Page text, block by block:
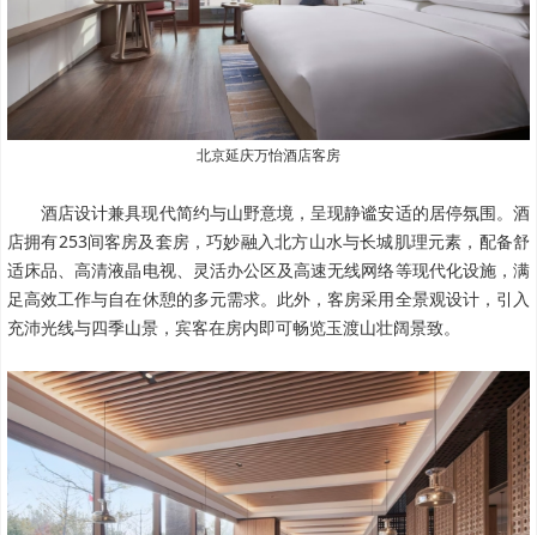
北京延庆万怡酒店客房
酒店设计兼具现代简约与山野意境，呈现静谧安适的居停氛围。酒
店拥有253间客房及套房，巧妙融入北方山水与长城肌理元素，配备舒
适床品、高清液晶电视、灵活办公区及高速无线网络等现代化设施，满
足高效工作与自在休憩的多元需求。此外，客房采用全景观设计，引入
充沛光线与四季山景，宾客在房内即可畅览玉渡山壮阔景致。